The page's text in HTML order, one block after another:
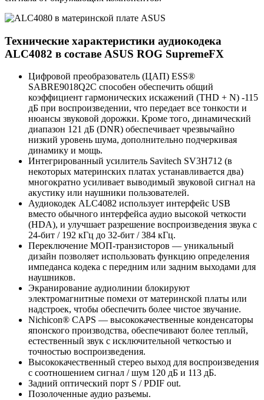
Технические характеристики аудиокодека
ALC4082 в составе ASUS ROG SupremeFX
Цифровой преобразователь (ЦАП) ESS®
SABRE9018Q2C способен обеспечить общий
коэффициент гармонических искажений (THD + N) -115
дБ при воспроизведении, что передает все тонкости и
нюансы звуковой дорожки. Кроме того, динамический
диапазон 121 дБ (DNR) обеспечивает чрезвычайно
низкий уровень шума, дополнительно подчеркивая
динамику и мощь.
Интегрированный усилитель Savitech SV3H712 (в
некоторых материнских платах устанавливается два)
многократно усиливает выводимый звуковой сигнал на
акустику или наушники пользователей.
Аудиокодек ALC4082 использует интерфейс USB
вместо обычного интерфейса аудио высокой четкости
(HDA), и улучшает разрешение воспроизведения звука с
24-бит / 192 кГц до 32-бит / 384 кГц.
Переключение МОП-транзисторов — уникальный
дизайн позволяет использовать функцию определения
импеданса кодека с передним или задним выходами для
наушников.
Экранирование аудиолинии блокируют
электромагнитные помехи от материнской платы или
надстроек, чтобы обеспечить более чистое звучание.
Nichicon® CAPS — высококачественные конденсаторы
японского производства, обеспечивают более теплый,
естественный звук с исключительной четкостью и
точностью воспроизведения.
Высококачественный стерео выход для воспроизведения
с соотношением сигнал / шум 120 дБ и 113 дБ.
Задний оптический порт S / PDIF out.
Позолоченные аудио разъемы.